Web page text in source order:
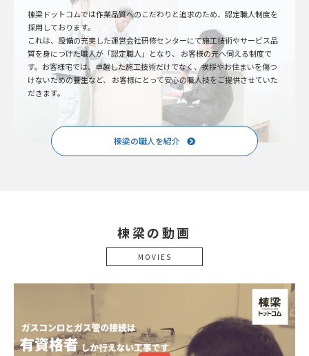
棟梁ドットコムでは作業品質へのこだわりと追求のため、認定職人制度を
採用しております。
これは、設備の充実した運営会社研修センターにて施工技術やサービス品
質を身につけた職人が「認定職人」となり、 お客様の元へ伺える制度で
す。お客様宅では、卓越した施工技術だけでなく、挨拶やお住まいを傷つ
けないための養生など、 お客様にとって安心の職人技をご提供させていた
だきます。
棟梁の職人を紹介
棟梁の動画
MOVIES